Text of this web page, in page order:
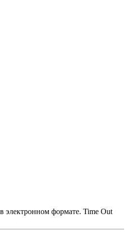
электронном формате. Time Out